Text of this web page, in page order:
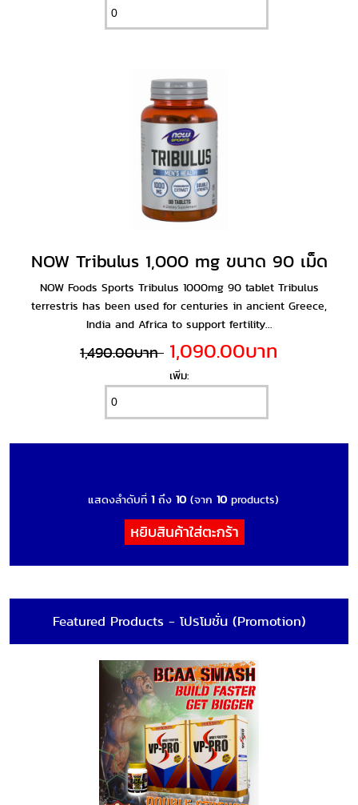
NOW Tribulus 1,000 mg ขนาด 90 เม็ด
NOW Foods Sports Tribulus 1000mg 90 tablet Tribulus
terrestris has been used for centuries in ancient Greece,
India and Africa to support fertility...
1,490.00บาท 1,090.00บาท
เพิ่ม:
แสดงลำดับที่ 1ถึง 10(จาก 10products)
Featured Products - โปรโมชั่น (Promotion)